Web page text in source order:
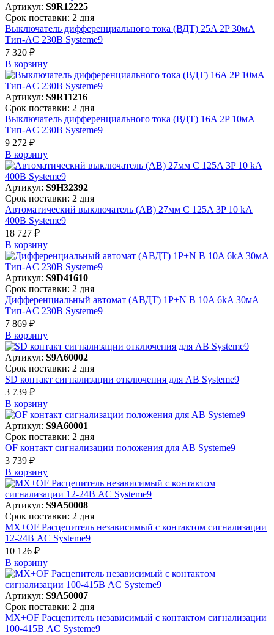
Артикул: S9R12225
Срок поставки: 2 дня
Выключатель дифференциального тока (ВДТ) 25A 2P 30мА
Тип-AC 230В Systeme9
7 320 ₽
В корзинy
Артикул: S9R11216
Срок поставки: 2 дня
Выключатель дифференциального тока (ВДТ) 16A 2P 10мА
Тип-AC 230В Systeme9
9 272 ₽
В корзинy
Артикул: S9H32392
Срок поставки: 2 дня
Автоматический выключатель (АВ) 27мм C 125A 3P 10 kA
400В Systeme9
18 727 ₽
В корзинy
Артикул: S9D41610
Срок поставки: 2 дня
Дифференциальный автомат (АВДТ) 1P+N B 10A 6kA 30мА
Тип-AC 230В Systeme9
7 869 ₽
В корзинy
Артикул: S9A60002
Срок поставки: 2 дня
SD контакт сигнализации отключения для АВ Systeme9
3 739 ₽
В корзинy
Артикул: S9A60001
Срок поставки: 2 дня
OF контакт сигнализации положения для АВ Systeme9
3 739 ₽
В корзинy
Артикул: S9A50008
Срок поставки: 2 дня
MX+OF Расцепитель независимый с контактом сигнализации
12-24В AC Systeme9
10 126 ₽
В корзинy
Артикул: S9A50007
Срок поставки: 2 дня
MX+OF Расцепитель независимый с контактом сигнализации
100-415В AC Systeme9